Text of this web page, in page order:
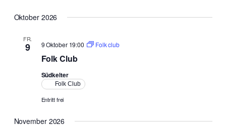
Oktober 2026
FR.
9
Folk Club
9 Oktober 19:00 Folk club
Südkelter
Folk Club
Entritt frei
November 2026